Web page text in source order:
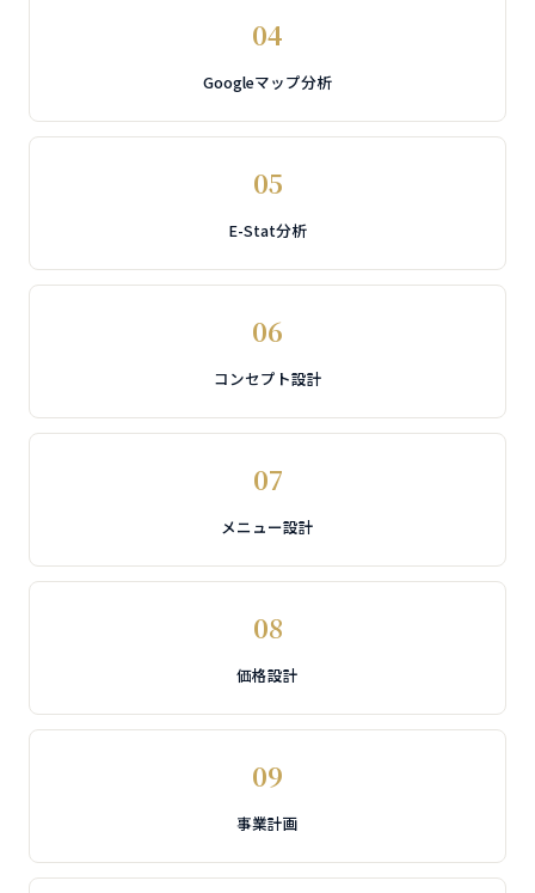
04
Googleマップ分析
05
E-Stat分析
06
コンセプト設計
07
メニュー設計
08
価格設計
09
事業計画